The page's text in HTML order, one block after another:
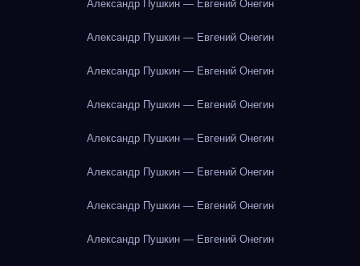
Александр Пушкин — Евгений Онегин
Александр Пушкин — Евгений Онегин
Александр Пушкин — Евгений Онегин
Александр Пушкин — Евгений Онегин
Александр Пушкин — Евгений Онегин
Александр Пушкин — Евгений Онегин
Александр Пушкин — Евгений Онегин
Александр Пушкин — Евгений Онегин